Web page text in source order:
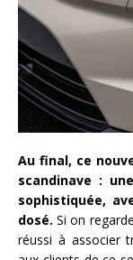
Au final, ce
scandinave :
sophistiquée,
dosé. Si on
réussi à associer